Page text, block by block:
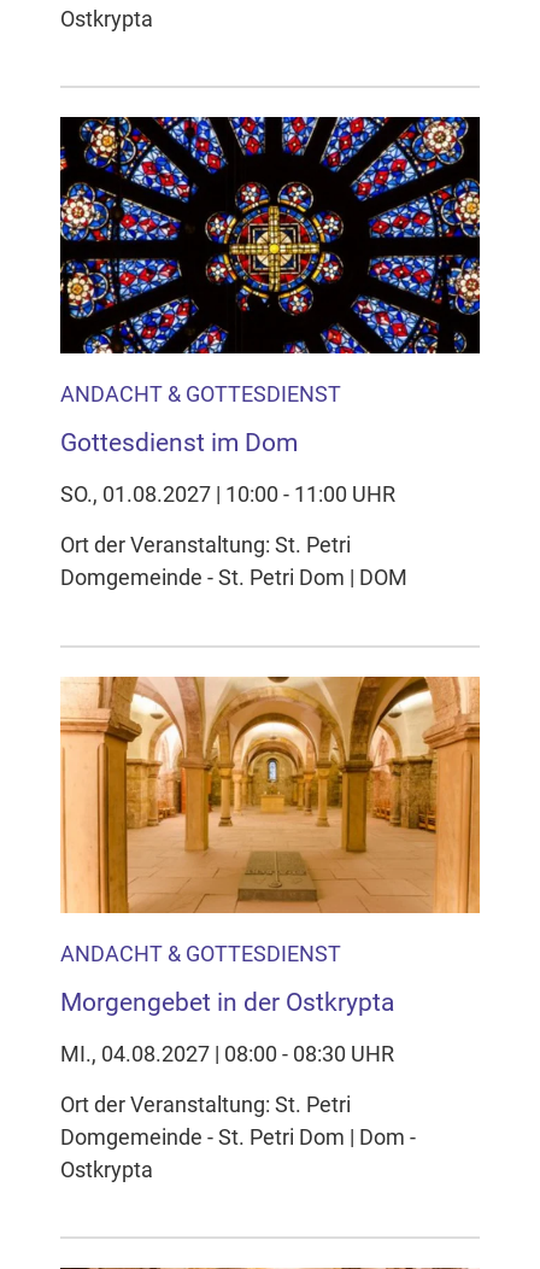
Ostkrypta
ANDACHT & GOTTESDIENST
Gottesdienst im Dom
SO., 01.08.2027 | 10:00 - 11:00 UHR
Ort der Veranstaltung: St. Petri
Domgemeinde - St. Petri Dom | DOM
ANDACHT & GOTTESDIENST
Morgengebet in der Ostkrypta
MI., 04.08.2027 | 08:00 - 08:30 UHR
Ort der Veranstaltung: St. Petri
Domgemeinde - St. Petri Dom | Dom -
Ostkrypta